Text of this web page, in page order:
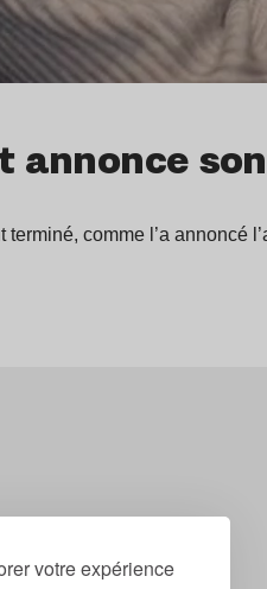
votre expérience
comme l’a annoncé